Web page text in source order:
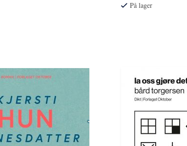
På lager